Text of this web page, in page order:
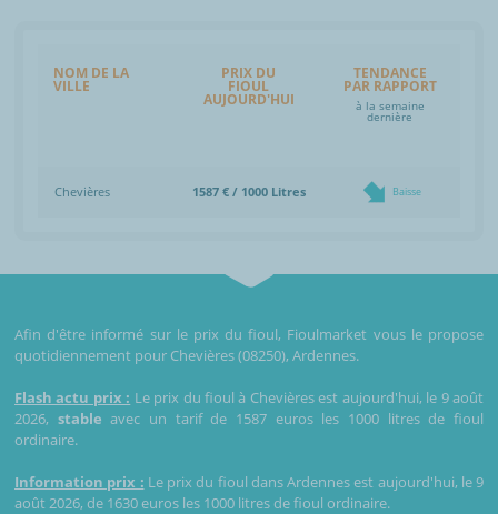
NOM DE LA
VILLE
PRIX DU
FIOUL
AUJOURD'HUI
TENDANCE
PAR RAPPORT
à la semaine
dernière
Chevières 1587 € / 1000 Litres Baisse
Afin d'être informé sur le prix du fioul, Fioulmarket vous le propose
quotidiennement pour Chevières (08250), Ardennes.
Flash actu prix : Le prix du fioul à Chevières est aujourd'hui, le 9 août
2026, stable avec un tarif de 1587 euros les 1000 litres de fioul
ordinaire.
Information prix : Le prix du fioul dans Ardennes est aujourd'hui, le 9
août 2026, de 1630 euros les 1000 litres de fioul ordinaire.